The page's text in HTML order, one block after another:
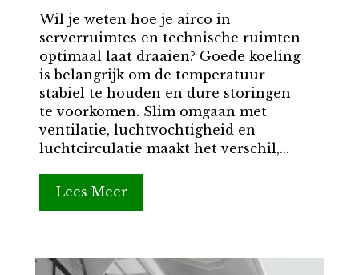
Wil je weten hoe je airco in
serverruimtes en technische ruimten
optimaal laat draaien? Goede koeling
is belangrijk om de temperatuur
stabiel te houden en dure storingen
te voorkomen. Slim omgaan met
ventilatie, luchtvochtigheid en
luchtcirculatie maakt het verschil,...
Lees Meer